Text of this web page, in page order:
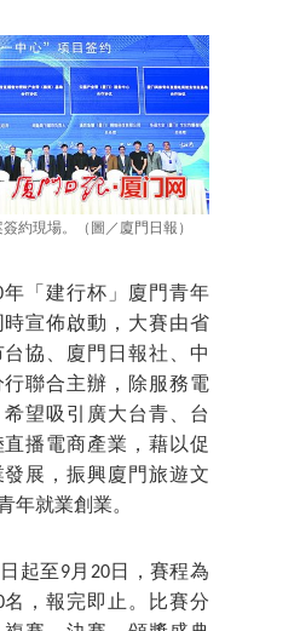
約現場。（圖／廈門日報）
年「建行杯」廈門青年
宣佈啟動，大賽由省
協、廈門日報社、中
聯合主辦，除服務電
望吸引廣大台青、台
播電商產業，藉以促
展，振興廈門旅遊文
年就業創業。
起至9月20日，賽程為
名，報完即止。比賽分